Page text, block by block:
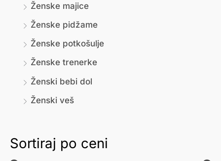
Ženske majice
Ženske pidžame
Ženske potkošulje
Ženske trenerke
Ženski bebi dol
Ženski veš
Sortiraj po ceni